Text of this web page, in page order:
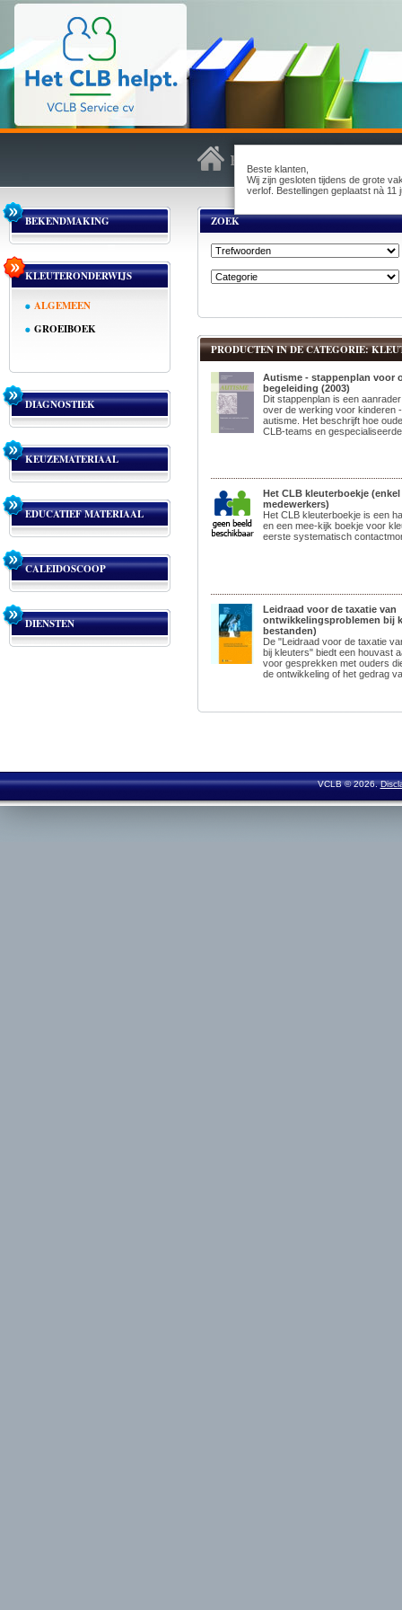
Beste klanten,
Wij zijn gesloten tijdens de grote
verlof. Bestellingen geplaatst nà
BEKENDMAKING
KLEUTERONDERWIJS
ALGEMEEN
GROEIBOEK
DIAGNOSTIEK
KEUZEMATERIAAL
EDUCATIEF MATERIAAL
CALEIDOSCOOP
DIENSTEN
ZOEK
PRODUCTEN IN DE CATEGORIE:
Autisme - stappenplan voor
begeleiding (2003)
Dit stappenplan is een
over de werking voor kinderen
autisme. Het beschrijft hoe
CLB-teams en
Het CLB kleuterboekje
medewerkers)
Het CLB kleuterboekje is een
en een mee-kijk boekje voor
eerste systematisch
Leidraad voor de taxatie van
ontwikkelingsproblemen bij
bestanden)
De "Leidraad voor de taxatie
bij kleuters" biedt een houvast
voor gesprekken met ouders
de ontwikkeling of het gedrag
VCLB © 2026.